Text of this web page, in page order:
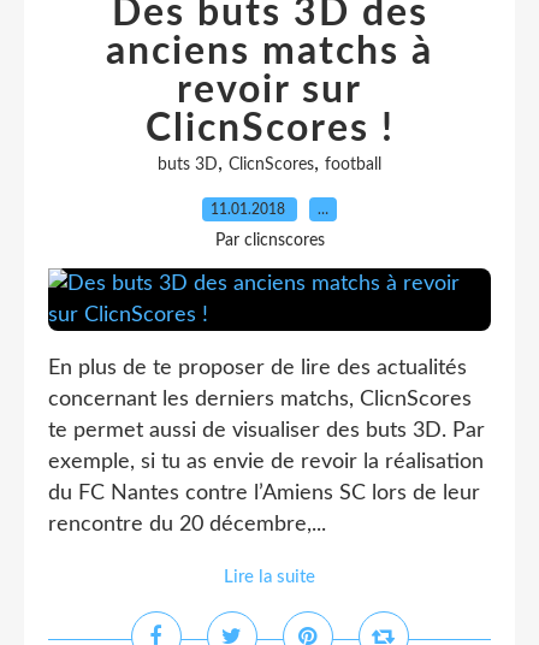
Des buts 3D des
anciens matchs à
revoir sur
ClicnScores !
buts 3D, ClicnScores, football
11.01.2018 …
Par clicnscores
En plus de te proposer de lire des actualités
concernant les derniers matchs, ClicnScores
te permet aussi de visualiser des buts 3D. Par
exemple, si tu as envie de revoir la réalisation
du FC Nantes contre l’Amiens SC lors de leur
rencontre du 20 décembre,...
Lire la suite